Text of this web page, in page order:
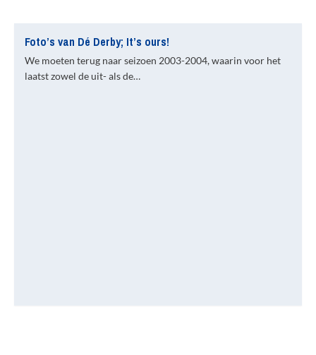
Foto’s van Dé Derby; It’s ours!
We moeten terug naar seizoen 2003-2004, waarin voor het
laatst zowel de uit- als de…